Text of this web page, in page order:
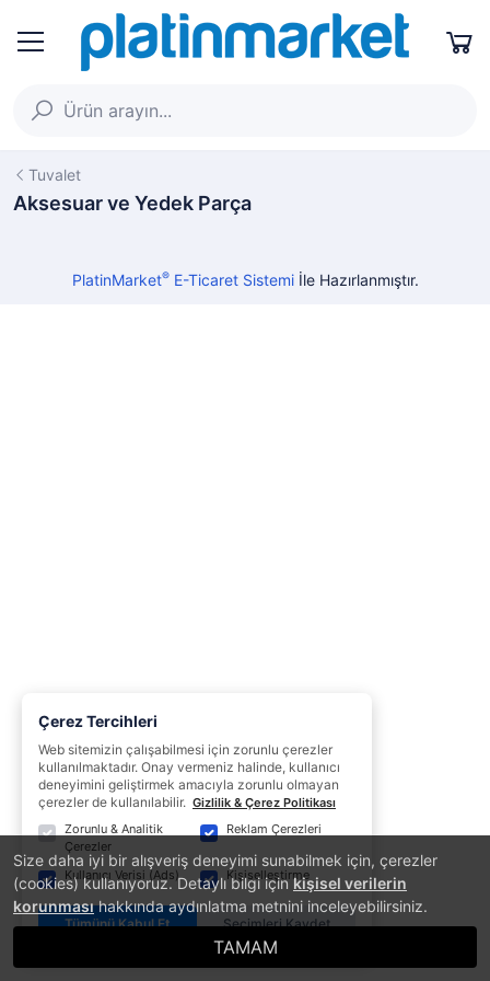
Size daha iyi bir alışveriş deneyimi sunabilmek için, çerezler
(cookies) kullanıyoruz. Detaylı bilgi içinkişisel verilerin
korunmasıhakkında aydınlatma metnini inceleyebilirsiniz.
TAMAM
Tuvalet
Aksesuar ve Yedek Parça
PlatinMarket®E-Ticaret Sistemiİle Hazırlanmıştır.
Çerez Tercihleri
Web sitemizin çalışabilmesi için zorunlu çerezler
kullanılmaktadır. Onay vermeniz halinde, kullanıcı
deneyimini geliştirmek amacıyla zorunlu olmayan
çerezler de kullanılabilir. Gizlilik & Çerez Politikası
Zorunlu & Analitik
Çerezler
Reklam Çerezleri
Kullanıcı Verisi (Ads) Kişiselleştirme
Tümünü Kabul Et Seçimleri Kaydet